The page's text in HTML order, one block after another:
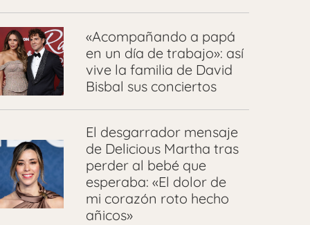
«Acompañando a papá
en un día de trabajo»: así
vive la familia de David
Bisbal sus conciertos
El desgarrador mensaje
de Delicious Martha tras
perder al bebé que
esperaba: «El dolor de
mi corazón roto hecho
añicos»